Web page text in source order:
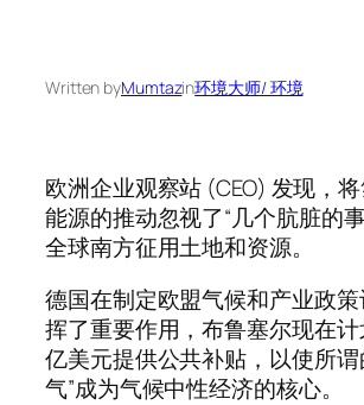
Written byMumtazin环境大师/ 环境
欧洲企业观察站 (CEO) 发现，
能源的推动忽视了“几个肮脏的
全球南方征用土地和资源。
德国在制定欧盟气候和产业政
挥了重要作用，布鲁塞尔现在
亿美元提供公共补贴，以使所谓
气”成为气候中性经济的核心。